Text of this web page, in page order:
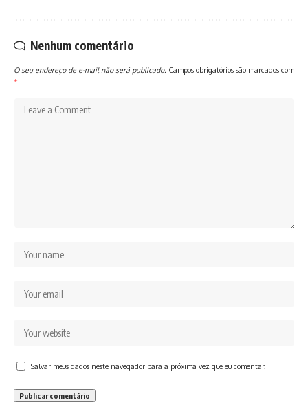
Nenhum comentário
O seu endereço de e-mail não será publicado. Campos obrigatórios são marcados com
*
Salvar meus dados neste navegador para a próxima vez que eu comentar.